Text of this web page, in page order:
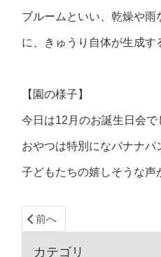
ブルームといい、乾燥や雨
に、きゅうり自体が生成す
【園の様子】
今日は12月のお誕生日会で
おやつは特別になバナナパ
子どもたちの嬉しそうな声
前へ
カテゴリ